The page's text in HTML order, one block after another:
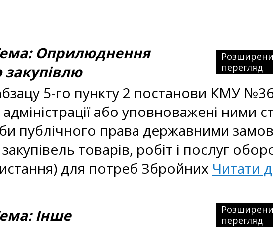
Оприлюднення
закупівлю
перегляд
5-го пункту 2 постанови КМУ
або уповноважені ними
публічного права державними
товарів, робіт і послуг
для потреб Збройних Читати
Інше
перегляд